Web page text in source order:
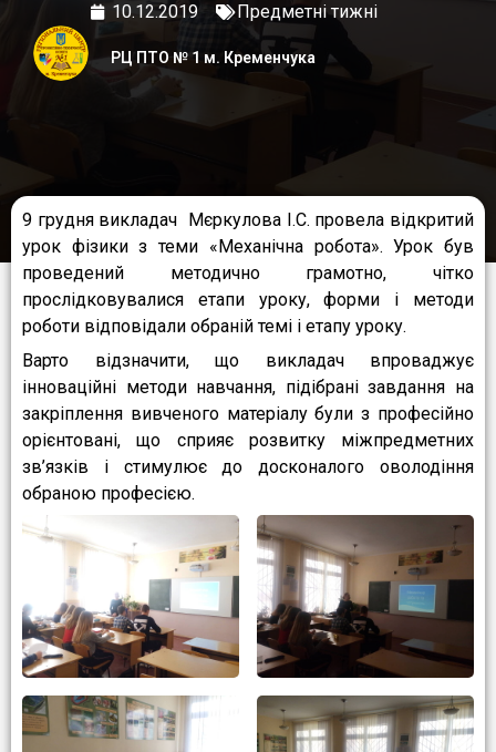
10.12.2019 Предметні тижні
РЦ ПТО № 1 м. Кременчука
9 грудня викладач Мєркулова І.С. провела відкритий
урок фізики з теми «Механічна робота». Урок був
проведений методично грамотно, чітко
прослідковувалися етапи уроку, форми і методи
роботи відповідали обраній темі і етапу уроку.
Варто відзначити, що викладач впроваджує
інноваційні методи навчання, підібрані завдання на
закріплення вивченого матеріалу були з професійно
орієнтовані, що сприяє розвитку міжпредметних
зв’язків і стимулює до досконалого оволодіння
обраною професією.